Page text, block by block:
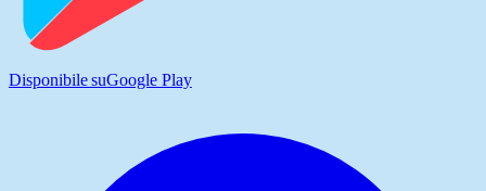
Disponibile suGoogle Play